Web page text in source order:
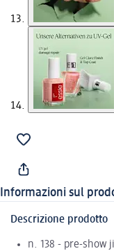
Informazioni sul
Descrizione prodotto
n. 138 - pre-show